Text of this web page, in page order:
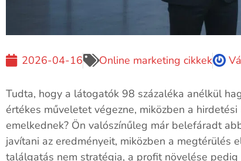
2026-04-16 Online marketing cikkek
Tudta, hogy a látogatók 98 százaléka anélkül
értékes műveletet végezne, miközben a
emelkednek? Ön valószínűleg már belefáradt
javítani az eredményeit, miközben a megtérülés
találgatás nem stratégia, a profit növelése pedig